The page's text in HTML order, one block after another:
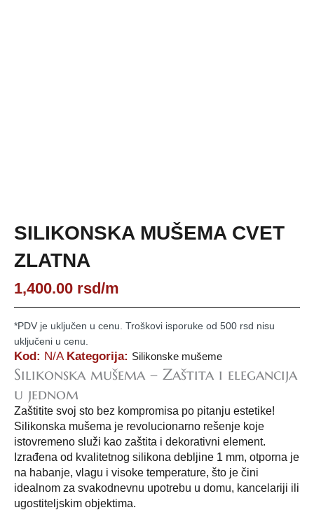
SILIKONSKA MUŠEMA CVET
ZLATNA
1,400.00 rsd/m
*PDV je uključen u cenu. Troškovi isporuke od 500 rsd nisu
uključeni u cenu.
Kod: N/A Kategorija: Silikonske mušeme
Silikonska mušema – Zaštita i elegancija
u jednom
Zaštitite svoj sto bez kompromisa po pitanju estetike!
Silikonska mušema je revolucionarno rešenje koje
istovremeno služi kao zaštita i dekorativni element.
Izrađena od kvalitetnog silikona debljine 1 mm, otporna je
na habanje, vlagu i visoke temperature, što je čini
idealnom za svakodnevnu upotrebu u domu, kancelariji ili
ugostiteljskim objektima.